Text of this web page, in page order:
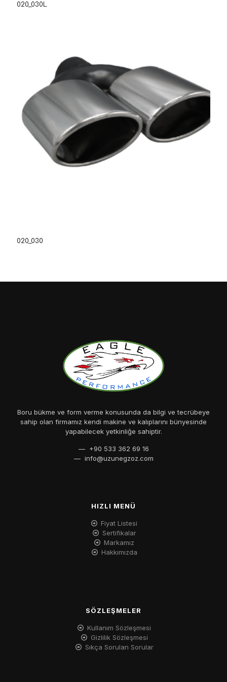
020_030L
020_030
Boru bükme ve form verme konusunda da bilgi ve tecrübeye
sahip olan firmamız kendi makine ve kalıplarını bünyesinde
yapabilecek yetkinliğe sahiptir.
— +90 533 362 69 16
— info@uzunegzoz.com
HIZLI MENÜ
Fiyat Listesi
Sertifikalar
Markamız
Hakkımızda
SÖZLEŞMELER
Kullanım Sözleşmesi
Gizlilik Sözleşmesi
Sıkça Sorulan Sorular